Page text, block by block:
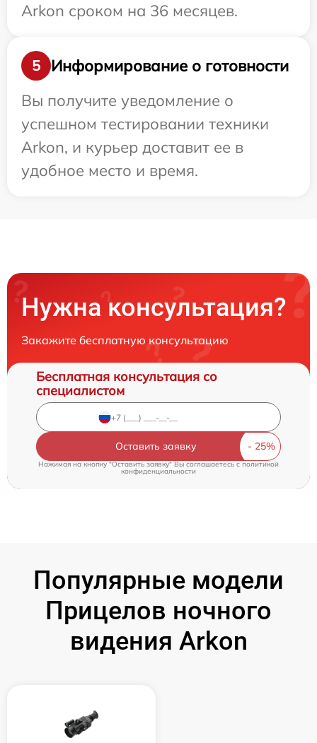
Arkon сроком на 36 месяцев.
5
Информирование о готовности
Вы получите уведомление о
успешном тестировании техники
Arkon, и курьер доставит ее в
удобное место и время.
Нужна консультация?
Закажите бесплатную консультацию
Бесплатная консультация со
специалистом
Оставить заявку
Нажимая на кнопку "Оставить заявку" Вы соглашаетесь c политикой
конфиденциальности
Популярные модели
Прицелов ночного
видения Arkon